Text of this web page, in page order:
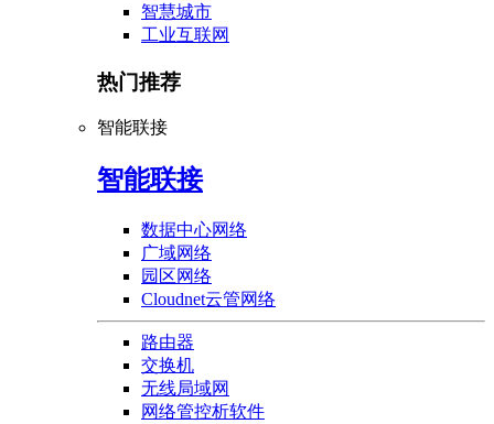
智慧城市
工业互联网
热门推荐
智能联接
智能联接
数据中心网络
广域网络
园区网络
Cloudnet云管网络
路由器
交换机
无线局域网
网络管控析软件